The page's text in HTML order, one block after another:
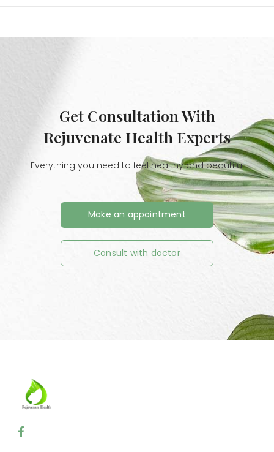
Get Consultation With
Rejuvenate Health Experts
Everything you need to feel healthy and beautiful
Make an appointment
Consult with doctor